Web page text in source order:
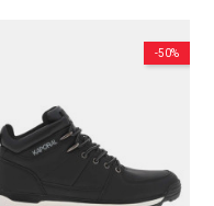
-50%